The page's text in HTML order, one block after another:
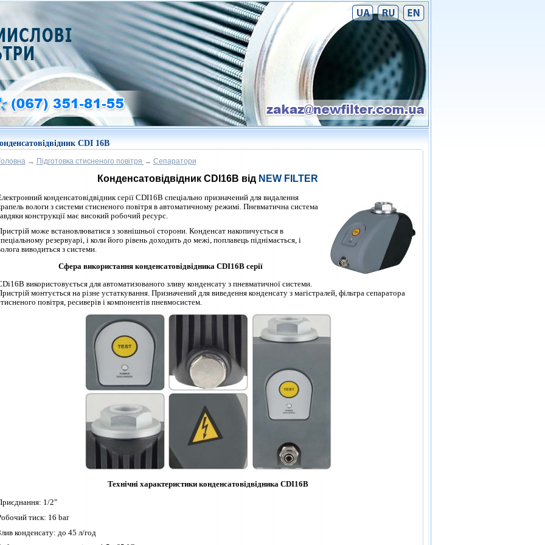
CDI 16B
→ Підготовка стисненого повітря → Сепаратори
Конденсатовідвідник CDI16B від NEW FILTER
конденсатовідвідник серії CDI16B спеціально призначений для видалення
вологи з системи стисненого повітря в автоматичному режимі. Пневматична система
конструкції має високий робочий ресурс.
може встановлюватися з зовнішньої сторони. Конденсат накопичується в
резервуарі, і коли його рівень доходить до межі, поплавець піднімається, і
виводиться з системи.
Сфера використання конденсатовідвідника CDI16B серії
використовується для автоматизованого зливу конденсату з пневматичної системи.
монтується на різне устаткування. Призначений для виведення конденсату з магістралей, фільтра сепаратора
повітря, ресиверів і компонентів пневмосистем.
Технічні характеристики конденсатовідвідника CDI16B
1/2"
тиск: 16 bar
конденсату: до 45 л/год